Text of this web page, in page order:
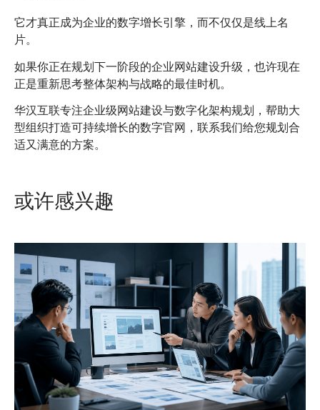
它才真正成为企业的数字增长引擎，而不仅仅是线上名
片。
如果你正在规划下一阶段的企业网站建设升级，也许现在
正是重新思考整体架构与战略的最佳时机。
华汉互联专注企业级网站建设与数字化架构规划，帮助大
型组织打造可持续增长的数字官网，联系我们给您规划合
适又满意的方案。
或许感兴趣